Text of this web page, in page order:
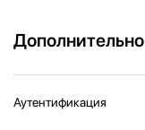
Дополнительно
Аутентификация